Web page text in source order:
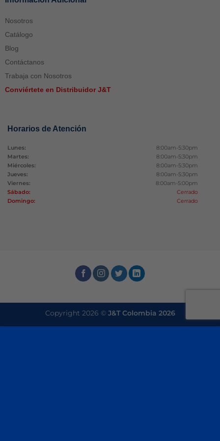
Nosotros
Catálogo
Blog
Contáctanos
Trabaja con Nosotros
Conviértete en Distribuidor J&T
Horarios de Atención
Lunes:
8:00am-5:30pm
Martes:
8:00am-5:30pm
Miércoles:
8:00am-5:30pm
Jueves:
8:00am-5:30pm
Viernes:
8:00am-5:00pm
Sábado:
Cerrado
Domingo:
Cerrado
Copyright 2026 © J&T Colombia 2026